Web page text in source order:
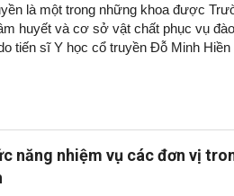
là một trong những khoa được
huyết và cơ sở vật chất phục vụ
tiến sĩ Y học cổ truyền Đỗ Minh
năng nhiệm vụ các đơn vị